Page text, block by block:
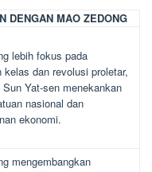
DENGAN MAO ZEDONG
lebih fokus pada
kelas dan revolusi proletar,
Yat-sen menekankan
nasional dan
ekonomi.
mengembangkan